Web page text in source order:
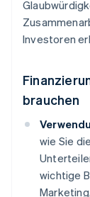
Investoren
brauchen
wie Sie
wichtige